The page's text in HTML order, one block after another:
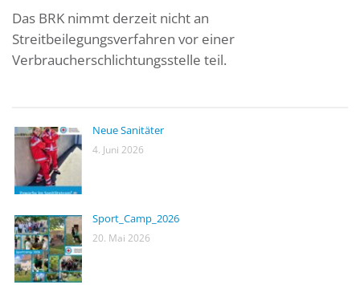
Das BRK nimmt derzeit nicht an
Streitbeilegungsverfahren vor einer
Verbraucherschlichtungsstelle teil.
Neue Sanitäter
4. Juni 2026
Sport_Camp_2026
20. Mai 2026